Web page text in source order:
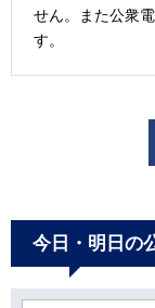
せん。また公衆
す。
今日・明日の